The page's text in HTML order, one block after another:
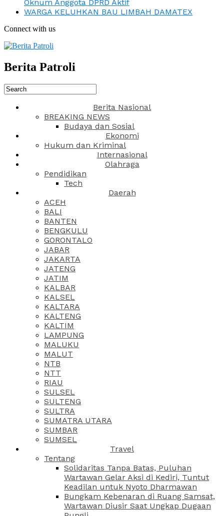
Oknum Anggota DPRD Aktif
WARGA KELUHKAN BAU LIMBAH DAMATEX
Connect with us
Berita Patroli
Berita Nasional
BREAKING NEWS
Budaya dan Sosial
Ekonomi
Hukum dan Kriminal
Internasional
Olahraga
Pendidikan
Tech
Daerah
ACEH
BALI
BANTEN
BENGKULU
GORONTALO
JABAR
JAKARTA
JATENG
JATIM
KALBAR
KALSEL
KALTARA
KALTENG
KALTIM
LAMPUNG
MALUKU
MALUT
NTB
NTT
RIAU
SULSEL
SULTENG
SULTRA
SUMATRA UTARA
SUMBAR
SUMSEL
Travel
Tentang
Solidaritas Tanpa Batas, Puluhan
Wartawan Gelar Aksi di Kediri, Tuntut
Keadilan untuk Nyoto Dharmawan
Bungkam Kebenaran di Ruang Samsat,
Wartawan Diusir Saat Ungkap Dugaan